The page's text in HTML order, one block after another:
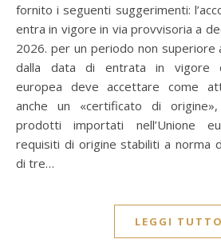
fornito i seguenti suggerimenti:
entra in vigore in via provvisoria a
2026. per un periodo non
dalla data di entrata in vigore
europea deve accettare come
anche un «certificato di
prodotti importati nell’Unione
requisiti di origine stabiliti a norma
di tre…
LEGGI TUTTO